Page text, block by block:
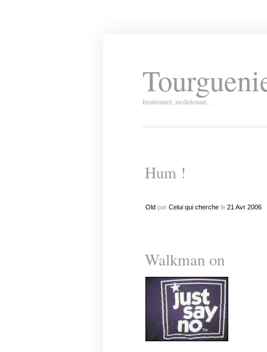
Irrationnel, molletonné…
Hum !
Oldpar Celui qui cherchele 21 Avr 2006
Walkman on